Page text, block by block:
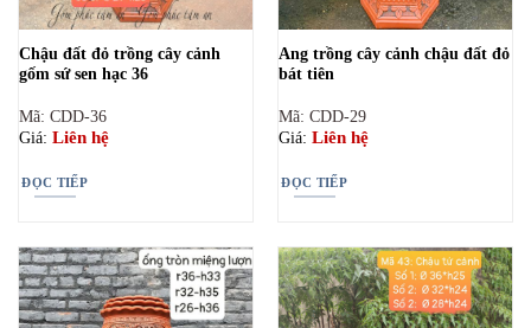
Chậu đất đỏ trồng cây cảnh
gốm sứ sen hạc 36
Mã: CDD-36
Giá: Liên hệ
ĐỌC TIẾP
Ang trồng cây cảnh chậu đất đỏ
bát tiên
Mã: CDD-29
Giá: Liên hệ
ĐỌC TIẾP